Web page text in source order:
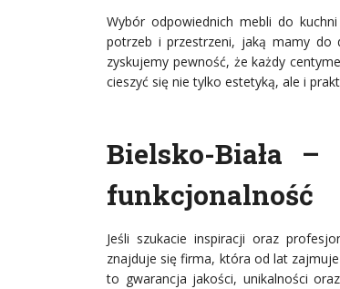
Wybór odpowiednich mebli do
potrzeb i przestrzeni, jaką mamy do
zyskujemy pewność, że każdy
cieszyć się nie tylko estetyką, ale i
Bielsko-Biała
funkcjonalność
Jeśli szukacie inspiracji oraz
znajduje się firma, która od lat
to gwarancja jakości, unikalności